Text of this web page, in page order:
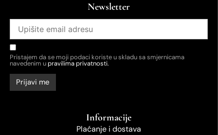
Newsletter
Pristajem da se moji podaci koriste u skladu sa smjernicama
navedenim upravilima privatnosti.
Informacije
Plaćanje i dostava